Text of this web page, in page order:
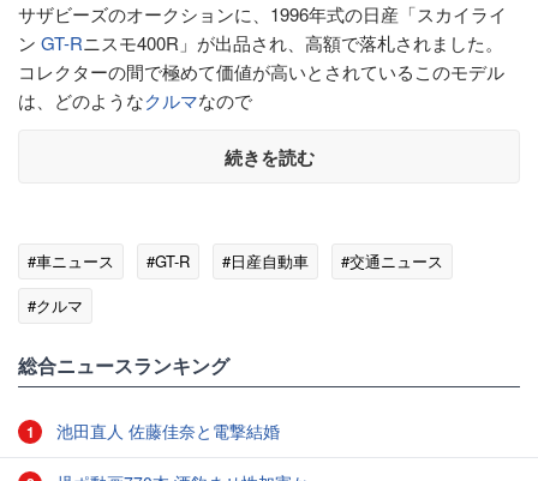
サザビーズのオークションに、1996年式の日産「スカイライ
ン GT-Rニスモ400R」が出品され、高額で落札されました。
コレクターの間で極めて価値が高いとされているこのモデル
は、どのようなクルマなので
続きを読む
#車ニュース #GT-R #日産自動車
#交通ニュース
#クルマ
総合ニュースランキング
1 池田直人 佐藤佳奈と電撃結婚